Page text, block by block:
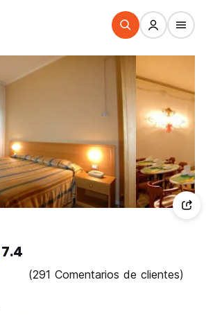
7.4
(291 Comentarios de clientes)